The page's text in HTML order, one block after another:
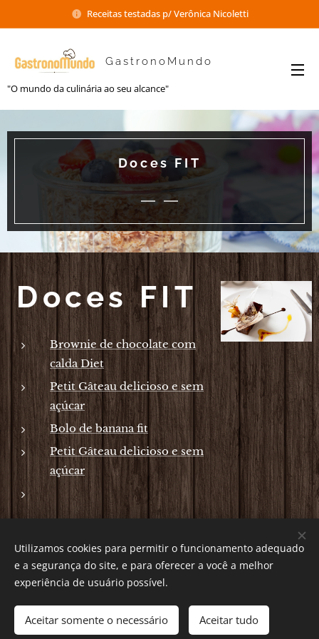
Receitas testadas p/ Verônica Nicoletti
GastronoMundo
"O mundo da culinária ao seu alcance"
Doces FIT
Doces FIT
Brownie de chocolate com
calda Diet
Petit Gâteau delicioso e sem
açúcar
Bolo de banana fit
Petit Gâteau delicioso e sem
açúcar
Por: Verônica Silveira Nicoletti
Instagram: Gastronomundo.receitas
Idiomas
Português brasileiro
Utilizamos cookies para permitir o funcionamento adequado
e a segurança do site, e para oferecer a você a melhor
experiência de usuário possível.
Aceitar somente o necessário Aceitar tudo